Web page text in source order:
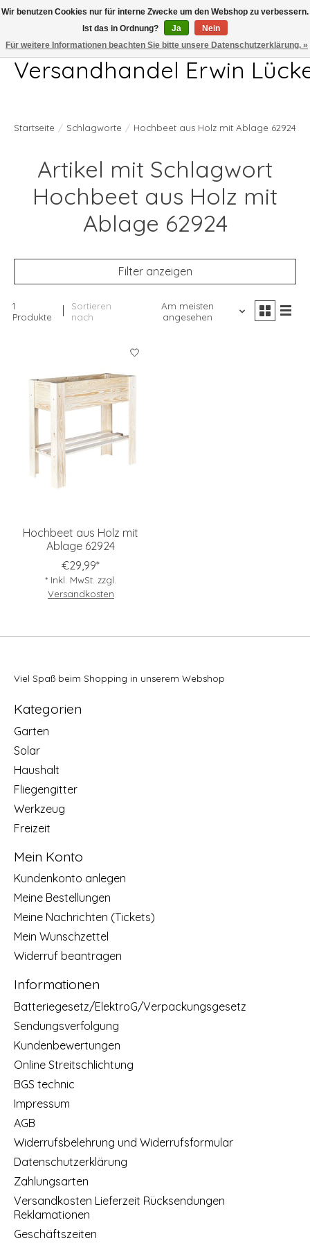
Telefon 04407 715872 MO-DO 7.00-17.00Uhr FR 7.00-13.00Uhr
Versandhandel Erwin
Startseite / Schlagworte / Hochbeet aus Holz mit Ablage 62924
Artikel mit Schlagwort
Hochbeet aus Holz mit
Ablage 62924
Filter anzeigen
1
Produkte
Sortieren
nach
Am meisten
angesehen
Hochbeet aus Holz mit
Ablage 62924
€29,99*
* Inkl. MwSt. zzgl.
Versandkosten
Viel Spaß beim Shopping in unserem Webshop
Kategorien
Garten
Solar
Haushalt
Fliegengitter
Werkzeug
Freizeit
Mein Konto
Kundenkonto anlegen
Meine Bestellungen
Meine Nachrichten (Tickets)
Mein Wunschzettel
Widerruf beantragen
Informationen
Batteriegesetz/ElektroG/Verpackungsgesetz
Sendungsverfolgung
Kundenbewertungen
Online Streitschlichtung
BGS technic
Impressum
AGB
Widerrufsbelehrung und Widerrufsformular
Datenschutzerklärung
Zahlungsarten
Versandkosten Lieferzeit Rücksendungen
Reklamationen
Geschäftszeiten
Wir benutzen Cookies nur für interne Zwecke um den Webshop zu verbessern.
Ist das in Ordnung?
Ja
Nein
Für weitere Informationen beachten Sie bitte unsere Datenschutzerklärung. »